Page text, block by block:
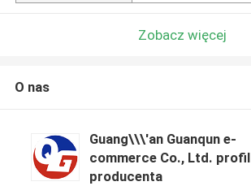
Zobacz więcej
O nas
Guang\\\'an Guanqun e-
commerce Co., Ltd. profil
producenta